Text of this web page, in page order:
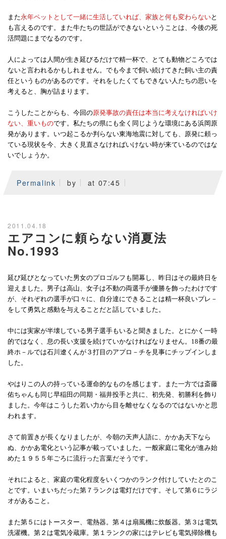
また永年ペットとして一緒に生活していれば、家族と何も変わらないと
も言えるのです。また牛たちの世話ができないということは、今後の死
活問題にまでなるのです。
人によっては人間が生き延びるだけで精一杯で、とても動物どころでは
ないと言われるかもしれません。でも今まで飼い続けてきた飼い主の責
任というものがあるのです。それをしたくてもできない人たちの思いを
考えると、胸が詰まります。
こうしたことからも、今回の原発事故の責任は本当に考えなければいけ
ない、重いものです。私たちの県にも全く同じような環境にある浜岡原
発があります。いつ起こるか判らない東海地震に対しても、原発に頼っ
ている現状を今、大きく見直さなければいけない時が来ているのではな
いでしょうか。
Permalink by at 07:45
2011.04.18
エアコンに頼らない消夏法
No.1993
延び延びとなっていた男女のプロゴルフも開幕し、昨日はその最終日を
迎えました。男子は高山、女子は不動の両選手が優勝を飾ったわけです
が、それぞれの選手が口々に、自分達にできることは精一杯良いプレ－
をして勇気と感動を与えることだと話していました。
中には実家が半壊している男子選手もいると聞きました。とにかく一時
的ではなく、息の長い支援を続けていかなければなりません。18番の最
終ホ－ルでは石川遼くんが３打目のアプロ－チを見事にチップインしま
した。
やはりこの人の持っている運命的なものを感じます。また一方では斎藤
佑ちゃんも同じ早稲田の同期・福井投手と共に、初先発、初勝利を飾り
ました。今年はこうした若い力から目を離せなくなるのではないかと思
われます。
さて前置きが長くなりましたが、今朝の天声人語に、かかあ天下なら
ぬ、かかあ電化という記事が載っていました。一般家庭に電化が進み始
めた１９５５年ごろに流行った言葉だそうです。
それによると、家庭の電化程度をいくつかのランク付けしていたとのこ
とです。いまいちだった第７ランクは電灯だけです。そして第６にラジ
オがあること。
また第５にはトースター、電熱器。第４は扇風機に炊飯器。第３は電気
洗濯機。第２は電気冷蔵庫。第１ランクの家にはテレビも電気掃除機も